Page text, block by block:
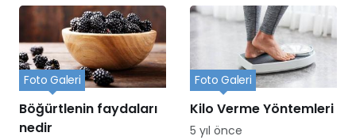
Böğürtlenin faydaları
nedir
Foto Galeri
Kilo Verme Yöntemleri
Foto Galeri
5 yıl önce